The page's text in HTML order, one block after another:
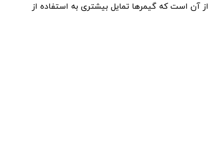
این امر حاکی از آن است که گیمرها تمایل بیشتری به استفاده از